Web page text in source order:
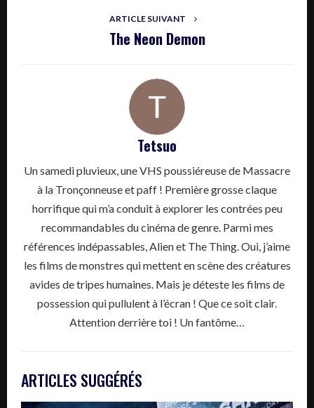
ARTICLE SUIVANT
The Neon Demon
Tetsuo
Un samedi pluvieux, une VHS poussiéreuse de Massacre
à la Tronçonneuse et paff ! Première grosse claque
horrifique qui m’a conduit à explorer les contrées peu
recommandables du cinéma de genre. Parmi mes
références indépassables, Alien et The Thing. Oui, j’aime
les films de monstres qui mettent en scène des créatures
avides de tripes humaines. Mais je déteste les films de
possession qui pullulent à l’écran ! Que ce soit clair.
Attention derrière toi ! Un fantôme…
ARTICLES SUGGÉRÉS